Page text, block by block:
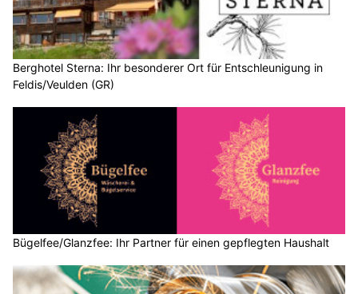
Berghotel Sterna: Ihr besonderer Ort für Entschleunigung in
Feldis/Veulden (GR)
Bügelfee/Glanzfee: Ihr Partner für einen gepflegten Haushalt